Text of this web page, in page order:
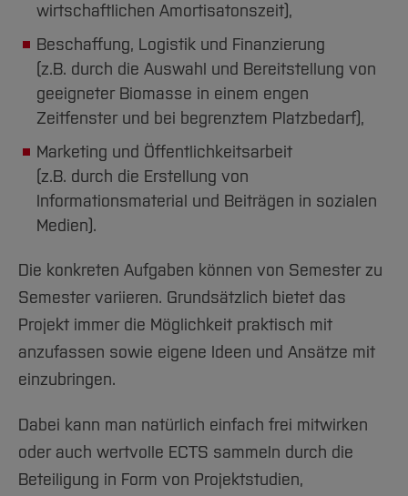
wirtschaftlichen Amortisatonszeit),
Beschaffung, Logistik und Finanzierung
(z.B. durch die Auswahl und Bereitstellung von
geeigneter Biomasse in einem engen
Zeitfenster und bei begrenztem Platzbedarf),
Marketing und Öffentlichkeitsarbeit
(z.B. durch die Erstellung von
Informationsmaterial und Beiträgen in sozialen
Medien).
Die konkreten Aufgaben können von Semester zu
Semester variieren. Grundsätzlich bietet das
Projekt immer die Möglichkeit praktisch mit
anzufassen sowie eigene Ideen und Ansätze mit
einzubringen.
Dabei kann man natürlich einfach frei mitwirken
oder auch wertvolle ECTS sammeln durch die
Beteiligung in Form von Projektstudien,